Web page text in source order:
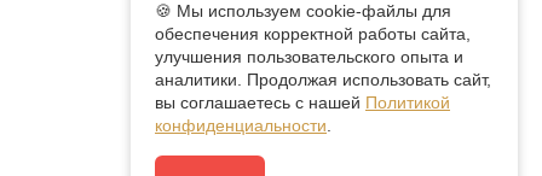
🍪 Мы используем cookie-файлы для
обеспечения корректной работы сайта,
улучшения пользовательского опыта и
аналитики. Продолжая использовать сайт,
вы соглашаетесь с нашей Политикой
конфиденциальности